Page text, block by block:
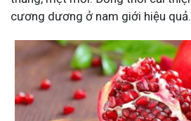
cương dương ở nam giới hiệu quả.